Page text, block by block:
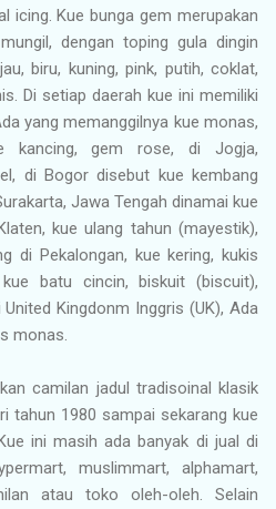
icing. Kue bunga gem merupakan
dengan toping gula dingin
biru, kuning, pink, putih, coklat,
Di setiap daerah kue ini memiliki
yang memanggilnya kue monas,
kancing, gem rose, di Jogja,
di Bogor disebut kue kembang
Jawa Tengah dinamai kue
kue ulang tahun (mayestik),
di Pekalongan, kue kering, kukis
batu cincin, biskuit (biscuit),
Kingdonm Inggris (UK), Ada
monas.
camilan jadul tradisoinal klasik
tahun 1980 sampai sekarang kue
ini masih ada banyak di jual di
muslimmart, alphamart,
atau toko oleh-oleh. Selain